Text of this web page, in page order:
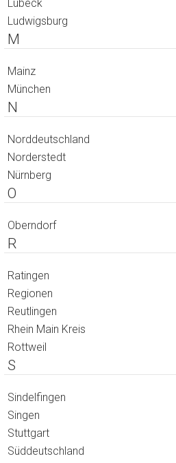
Lübeck
Ludwigsburg
M
Mainz
München
N
Norddeutschland
Norderstedt
Nürnberg
O
Oberndorf
R
Ratingen
Regionen
Reutlingen
Rhein Main Kreis
Rottweil
S
Sindelfingen
Singen
Stuttgart
Süddeutschland